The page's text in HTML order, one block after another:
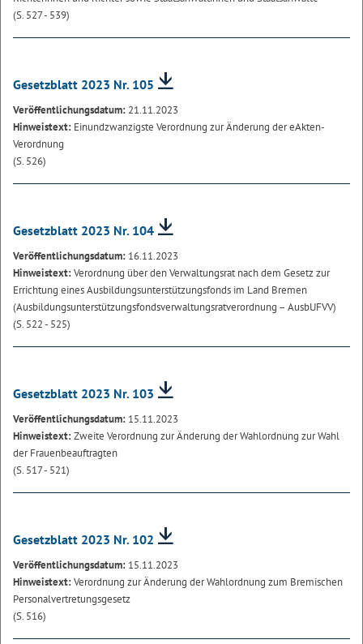
(S. 527 - 539)
Gesetzblatt 2023 Nr. 105
Veröffentlichungsdatum: 21.11.2023
Hinweistext: Einundzwanzigste Verordnung zur Änderung der eAkten-
Verordnung
(S. 526)
Gesetzblatt 2023 Nr. 104
Veröffentlichungsdatum: 16.11.2023
Hinweistext:Verordnung über den Verwaltungsrat nach dem Gesetz zur
Errichtung eines Ausbildungsunterstützungsfonds im Land Bremen
(Ausbildungsunterstützungsfondsverwaltungsratverordnung – AusbUFVV)
(S. 522 - 525)
Gesetzblatt 2023 Nr. 103
Veröffentlichungsdatum: 15.11.2023
Hinweistext:Zweite Verordnung zur Änderung der Wahlordnung zur Wahl
der Frauenbeauftragten
(S. 517 - 521)
Gesetzblatt 2023 Nr. 102
Veröffentlichungsdatum: 15.11.2023
Hinweistext:Verordnung zur Änderung der Wahlordnung zum Bremischen
Personalvertretungsgesetz
(S. 516)